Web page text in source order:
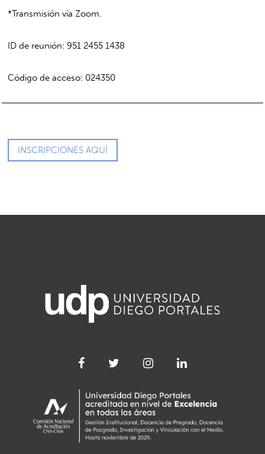
*Transmisión vía Zoom.
ID de reunión: 951 2455 1438
Código de acceso: 024350
INSCRIPCIONES AQUÍ